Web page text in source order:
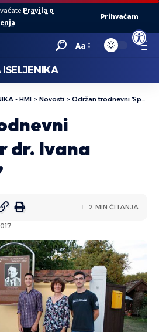
Open
Pravila o
.
Prihvaćam
Aa
- HMI > Novosti > Održan trodnevni ‘Spomenar dr. Ivana Ivančana”
dr. Ivana
2 MIN ČITANJA